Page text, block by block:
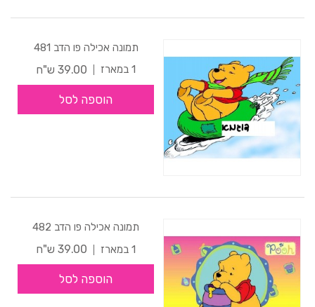
תמונה אכילה פו הדב 481
1 במארז
39.00 ש"ח
הוספה לסל
תמונה אכילה פו הדב 482
1 במארז
39.00 ש"ח
הוספה לסל